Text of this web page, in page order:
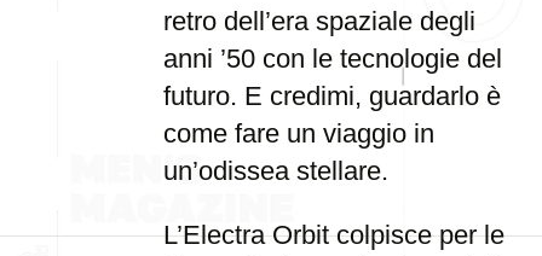
retro dell’era spaziale degli
anni ’50 con le tecnologie del
futuro. E credimi, guardarlo è
come fare un viaggio in
un’odissea stellare.
L’Electra Orbit colpisce per le